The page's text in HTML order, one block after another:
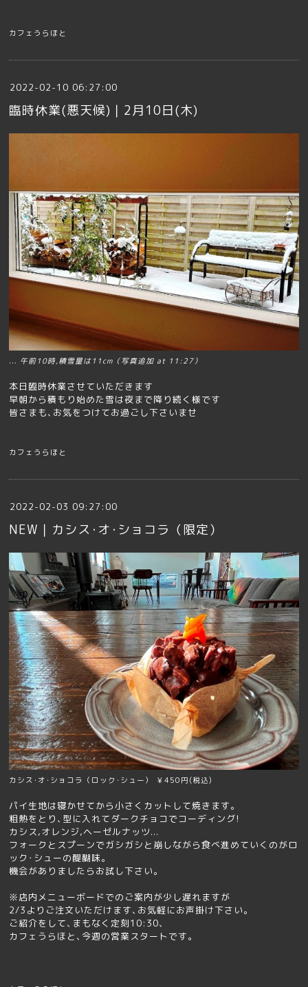
カフェうらほと
2022-02-10 06:27:00
臨時休業(悪天候)｜2月10日(木)
... 午前10時,積雪量は11cm（写真追加 at 11:27）
本日臨時休業させていただきます
早朝から積もり始めた雪は夜まで降り続く様です
皆さまも､お気をつけてお過ごし下さいませ
カフェうらほと
2022-02-03 09:27:00
NEW｜カシス･オ･ショコラ（限定）
カシス･オ･ショコラ（ロック･シュー） ￥450円(税込)
パイ生地は寝かせてから小さくカットして焼きます｡
粗熱をとり､型に入れてダークチョコでコーディング!
カシス,オレンジ,ヘーゼルナッツ...
フォークとスプーンでガシガシと崩しながら食べ進めていくのがロ
ック･シューの醍醐味｡
機会がありましたらお試し下さい｡
※店内メニューボードでのご案内が少し遅れますが
2/3よりご注文いただけます､お気軽にお声掛け下さい｡
ご紹介をして､まもなく定刻10:30､
カフェうらほと､今週の営業スタートです｡